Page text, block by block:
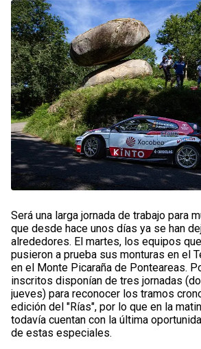
Será una larga jornada de trabajo para
que desde hace unos días ya se han
alrededores. El martes, los equipos
pusieron a prueba sus monturas en el
en el Monte Picaraña de Ponteareas.
inscritos disponían de tres jornadas
jueves) para reconocer los tramos
edición del "Rías", por lo que en la
todavía cuentan con la última
de estas especiales.